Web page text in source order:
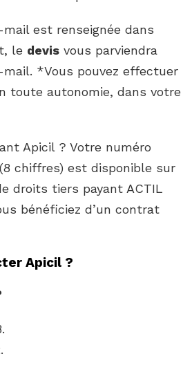
est renseignée dans
le devis vous parviendra
*Vous pouvez effectuer
toute autonomie, dans votre
Apicil ? Votre numéro
(8 chiffres) est disponible sur
droits tiers payant ACTIL
bénéficiez d’un contrat
Apicil ?